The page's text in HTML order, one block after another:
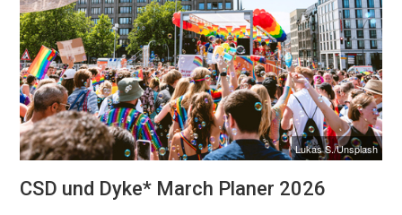
Lukas S./Unsplash
CSD und Dyke* March Planer 2026